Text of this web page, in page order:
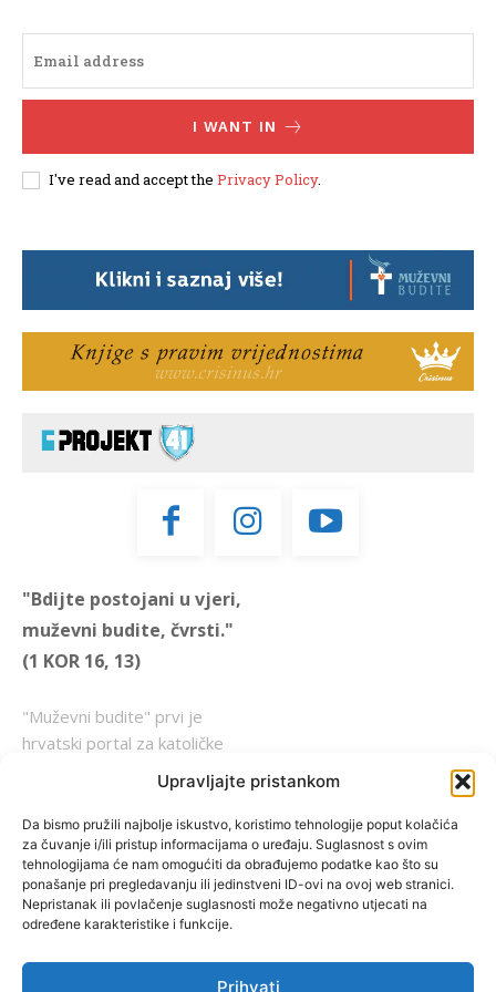
Upravljajte pristankom
Da bismo pružili najbolje iskustvo, koristimo tehnologije poput kolačića
za čuvanje i/ili pristup informacijama o uređaju. Suglasnost s ovim
tehnologijama će nam omogućiti da obrađujemo podatke kao što su
ponašanje pri pregledavanju ili jedinstveni ID-ovi na ovoj web stranici.
Nepristanak ili povlačenje suglasnosti može negativno utjecati na
određene karakteristike i funkcije.
Prihvati
I WANT IN
I've read and accept the Privacy Policy.
"Bdijte postojani u vjeri,
muževni budite, čvrsti."
(1 KOR 16, 13)
"Muževni budite" prvi je
hrvatski portal za katoličke
reafirmirati u današnje
vrijeme itekako narušen
biblijski koncept muževnosti,
koji pokušavamo osvijetliti iz
više aspekata, prigodnih
rubrika i poticajnih inicijativa.